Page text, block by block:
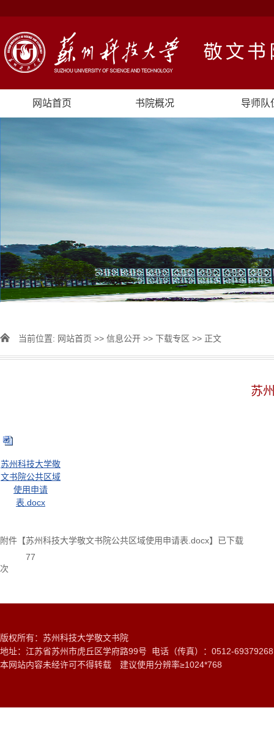
网站首页 书院概况 导师队
当前位置: 网站首页 >> 信息公开 >> 下载专区 >> 正文
苏
苏州科技大学敬
文书院公共区域
使用申请
表.docx
附件【苏州科技大学敬文书院公共区域使用申请表.docx】已下载
77
次
版权所有：苏州科技大学敬文书院
地址：江苏省苏州市虎丘区学府路99号 电话（传真）：0512-
本网站内容未经许可不得转载 建议使用分辨率≥1024*768